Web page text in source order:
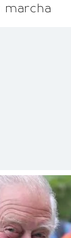
marcha